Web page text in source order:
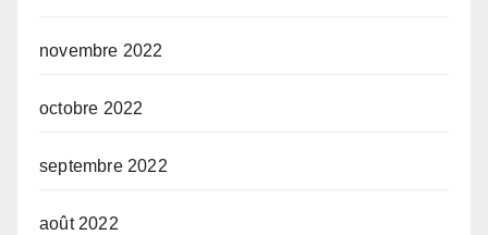
novembre 2022
octobre 2022
septembre 2022
août 2022